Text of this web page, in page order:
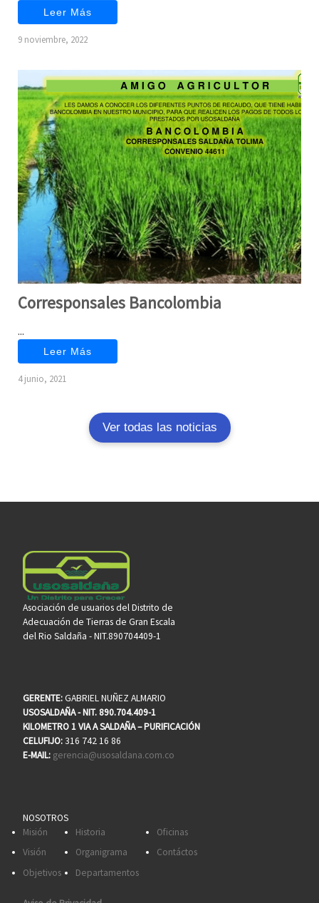
Leer Más
9 noviembre, 2022
Corresponsales Bancolombia
...
Leer Más
4 junio, 2021
Ver todas las noticias
Asociación de usuarios del Distrito de
Adecuación de Tierras de Gran Escala
del Rio Saldaña - NIT.890704409-1
GERENTE:GABRIEL NUÑEZ ALMARIO
USOSALDAÑA - NIT. 890.704.409-1
KILOMETRO 1 VIA A SALDAÑA – PURIFICACIÓN
CELUFIJO:316 742 16 86
E-MAIL: gerencia@usosaldana.com.co
NOSOTROS
Misión
Visión
Objetivos
Historia
Organigrama
Departamentos
Oficinas
Contáctos